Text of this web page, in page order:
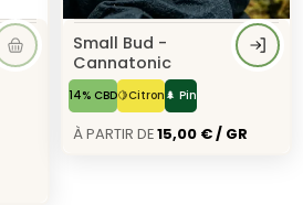
Small Bud -
Cannatonic
14% CBD🍋Citron 🌲 Pin
À Partir de15,00 € / GR